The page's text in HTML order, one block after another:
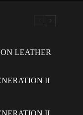
LEATHER
II